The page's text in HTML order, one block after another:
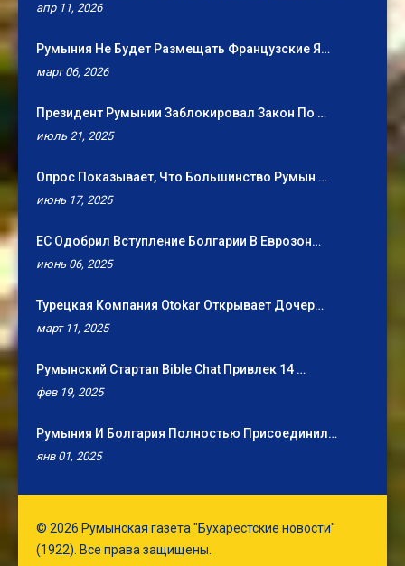
апр 11, 2026
Румыния Не Будет Размещать Французские Я…
март 06, 2026
Президент Румынии Заблокировал Закон По …
июль 21, 2025
Опрос Показывает, Что Большинство Румын …
июнь 17, 2025
ЕС Одобрил Вступление Болгарии В Еврозон…
июнь 06, 2025
Турецкая Компания Otokar Открывает Дочер…
март 11, 2025
Румынский Стартап Bible Chat Привлек 14 …
фев 19, 2025
Румыния И Болгария Полностью Присоединил…
янв 01, 2025
© 2026 Румынская газета "Бухарестские новости"
(1922). Все права защищены.